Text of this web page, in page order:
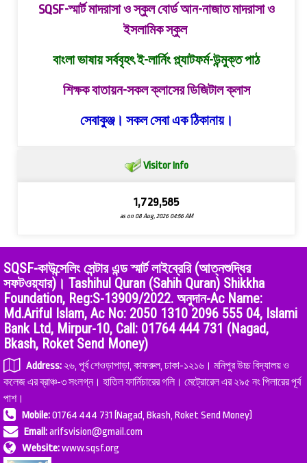
SQSF-স্মার্ট মাদরাসা ও স্কুল বোর্ড আন-নাজাত মাদরাসা ও
ইসলামিক স্কুল
বাংলা ভাষায় সর্ববৃহৎ ই-লার্নিং প্ল্যাটফর্ম-উন্মুক্ত পাঠ
শিক্ষক বাতায়ন-সকল ক্লাসের ডিজিটাল ক্লাস
সেবাকুঞ্জ। সকল সেবা এক ঠিকানায়।
Visitor Info
1,729,585
as on 08 Aug, 2026 04:56 AM
SQSF-কাউন্সেলিং সেন্টার এন্ড স্মার্ট লাইব্রেরি (আত্নশুদ্ধির
সফটওয়্যার)। Tashihul Quran (Sahih Quran) Shikkha
Foundation, Reg:S-13909/2022. অনুদান-Ac Name:
Md.Ariful Islam, Ac No: 2050 1310 2096 555 04, Islami
Bank Ltd, Mirpur-10, Call: 01764 444 731 (Nagad,
Bkash, Roket Send Money)
Address: ২৬, পূর্ব শেওড়াপাড়া, কাফরুল, ঢাকা-১২১৬। মনিপুর উচ্চ বিদ্যালয় ও
কলেজ এর ব্রাঞ্চ-৩ সংলগ্ন। হাতিল ফার্নিচারের গলি। মেট্রোরেল এর ২৯৫ নং পিলারের পূর্ব
পাশ।
Mobile:01764 444 731 (Nagad, Bkash, Roket Send Money)
Email:arifsvision@gmail.com
Website:www.sqsf.org